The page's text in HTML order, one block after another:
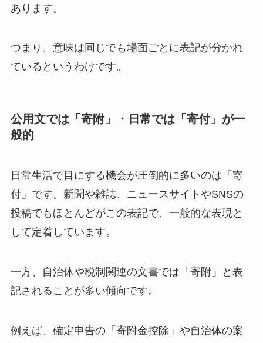
あります。
つまり、意味は同じでも場面ごとに表記が分かれ
ているというわけです。
公用文では「寄附」・日常では「寄付」が一
般的
日常生活で目にする機会が圧倒的に多いのは「寄
付」です。新聞や雑誌、ニュースサイトやSNSの
投稿でもほとんどがこの表記で、一般的な表現と
して定着しています。
一方、自治体や税制関連の文書では「寄附」と表
記されることが多い傾向です。
例えば、確定申告の「寄附金控除」や自治体の案